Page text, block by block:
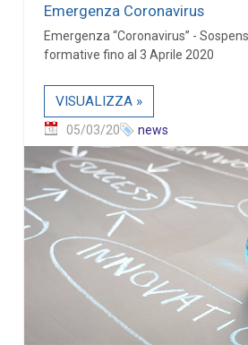
Emergenza Coronavirus
Emergenza “Coronavirus” -
formative fino al 3 Aprile 2020
VISUALIZZA »
05/03/20 news